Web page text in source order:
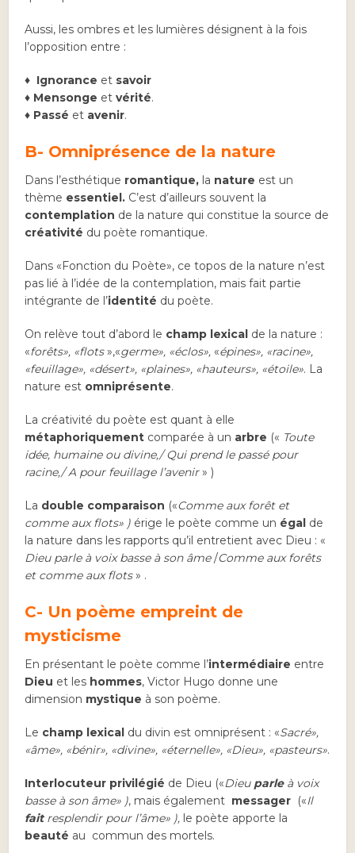
Aussi, les ombres et les lumières désignent à la fois
l’opposition entre :
♦ Ignorance et savoir
♦ Mensonge et vérité.
♦ Passé et avenir.
B- Omniprésence de la nature
Dans l’esthétique romantique, la nature est un
thème essentiel. C’est d’ailleurs souvent la
contemplation de la nature qui constitue la source de
créativité du poète romantique.
Dans «Fonction du Poète», ce topos de la nature n’est
pas lié à l’idée de la contemplation, mais fait partie
intégrante de l’identité du poète.
On relève tout d’abord le champ lexical de la nature :
«forêts», «flots»,«germe», «éclos», «épines», «racine»,
«feuillage», «désert», «plaines», «hauteurs», «étoile». La
nature est omniprésente.
La créativité du poète est quant à elle
métaphoriquement comparée à un arbre (« Toute
idée, humaine ou divine,/Qui prend le passé pour
racine,/A pour feuillage l’avenir» )
La double comparaison («Comme aux forêt et
comme aux flots» ) érige le poète comme un égal de
la nature dans les rapports qu’il entretient avec Dieu : «
Dieu parle à voix basse à son âme/Comme aux forêts
et comme aux flots» .
C- Un poème empreint de
mysticisme
En présentant le poète comme l’intermédiaire entre
Dieu et les hommes, Victor Hugo donne une
dimension mystique à son poème.
Le champ lexical du divin est omniprésent : «Sacré»,
«âme», «bénir», «divine», «éternelle», «Dieu», «pasteurs».
Interlocuteur privilégié de Dieu («Dieu parleà voix
basse à son âme» ), mais également messager («Il
faitresplendir pour l’âme» ), le poète apporte la
beauté au commun des mortels.